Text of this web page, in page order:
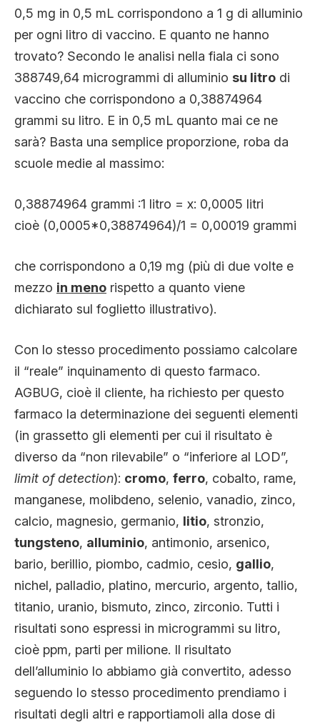
0,5 mg in 0,5 mL corrispondono a 1 g di alluminio
per ogni litro di vaccino. E quanto ne hanno
trovato? Secondo le analisi nella fiala ci sono
388749,64 microgrammi di alluminio su litro di
vaccino che corrispondono a 0,38874964
grammi su litro. E in 0,5 mL quanto mai ce ne
sarà? Basta una semplice proporzione, roba da
scuole medie al massimo:
0,38874964 grammi :1 litro = x: 0,0005 litri
cioè (0,0005*0,38874964)/1 = 0,00019 grammi
che corrispondono a 0,19 mg (più di due volte e
mezzo in meno rispetto a quanto viene
dichiarato sul foglietto illustrativo).
Con lo stesso procedimento possiamo calcolare
il “reale” inquinamento di questo farmaco.
AGBUG, cioè il cliente, ha richiesto per questo
farmaco la determinazione dei seguenti elementi
(in grassetto gli elementi per cui il risultato è
diverso da “non rilevabile” o “inferiore al LOD”,
limit of detection): cromo, ferro, cobalto, rame,
manganese, molibdeno, selenio, vanadio, zinco,
calcio, magnesio, germanio, litio, stronzio,
tungsteno, alluminio, antimonio, arsenico,
bario, berillio, piombo, cadmio, cesio, gallio,
nichel, palladio, platino, mercurio, argento, tallio,
titanio, uranio, bismuto, zinco, zirconio. Tutti i
risultati sono espressi in microgrammi su litro,
cioè ppm, parti per milione. Il risultato
dell’alluminio lo abbiamo già convertito, adesso
seguendo lo stesso procedimento prendiamo i
risultati degli altri e rapportiamoli alla dose di